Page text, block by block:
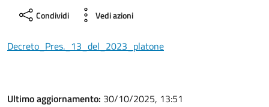
Condividi Vedi azioni
Decreto_Pres._13_del_2023_platone
Ultimo aggiornamento: 30/10/2025, 13:51